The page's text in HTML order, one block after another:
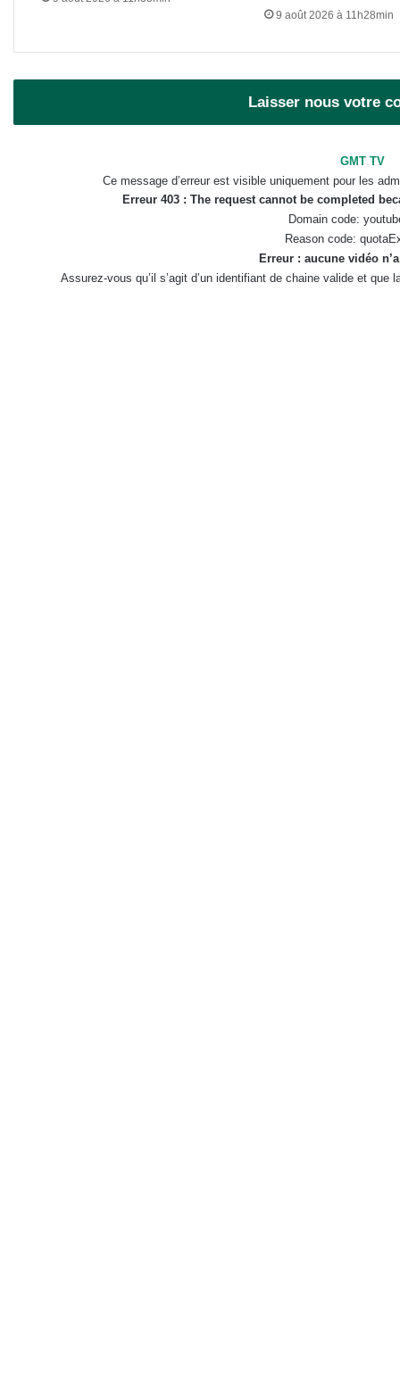
9 août 2026 à 11h28min
Laisser nous votre
GMT TV
Ce message d’erreur est visible uniquement pour les
Erreur 403 : The request cannot be completed
Domain code:
Reason code:
Erreur : aucune vidéo
Assurez-vous qu’il s’agit d’un identifiant de chaine valide et